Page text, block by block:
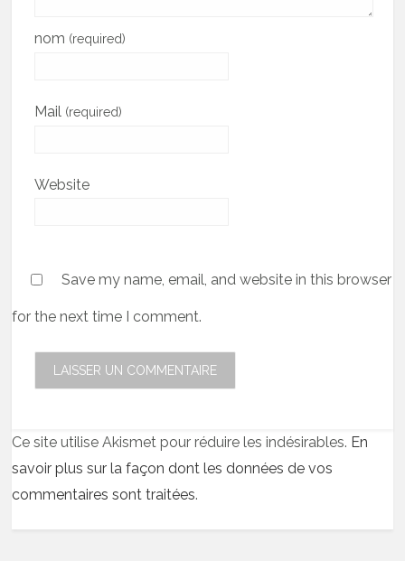
nom (required)
Mail (required)
Website
Save my name, email, and website in this browser
for the next time I comment.
Ce site utilise Akismet pour réduire les indésirables. En
savoir plus sur la façon dont les données de vos
commentaires sont traitées.